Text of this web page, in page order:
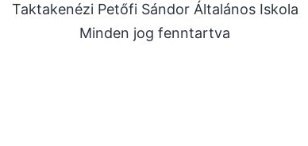
Taktakenézi Petőfi Sándor Általános Iskola
Minden jog fenntartva